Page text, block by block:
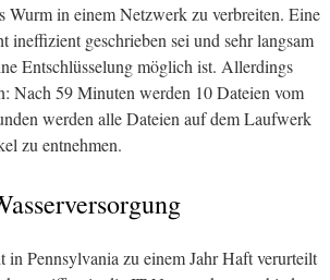
in einem Netzwerk zu verbreiten. Eine
ineffizient geschrieben sei und sehr langsam
Entschlüsselung möglich ist. Allerdings
Nach 59 Minuten werden 10 Dateien vom
werden alle Dateien auf dem Laufwerk
zu entnehmen.
Pennsylvania zu einem Jahr Haft verurteilt